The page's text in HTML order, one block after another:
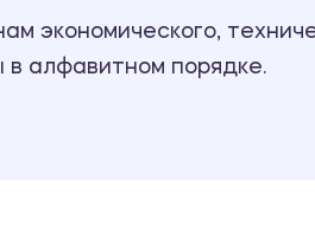
экономического,
алфавитном порядке.